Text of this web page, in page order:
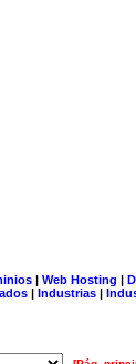
| Web Hosting |
| Industrias |